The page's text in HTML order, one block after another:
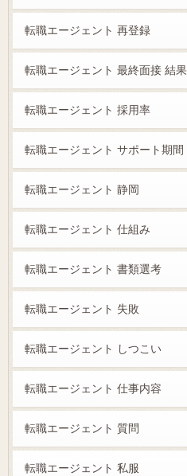
転職エージェント 再登録
転職エージェント 最終面接 結果
転職エージェント 採用率
転職エージェント サポート期間
転職エージェント 静岡
転職エージェント 仕組み
転職エージェント 書類選考
転職エージェント 失敗
転職エージェント しつこい
転職エージェント 仕事内容
転職エージェント 質問
転職エージェント 私服